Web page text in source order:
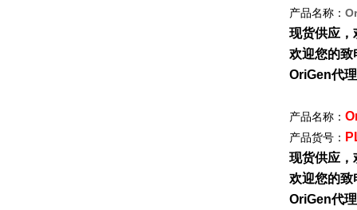
产品名称：
现货供应，
欢迎您
OriGen代
产品名称：
产品货号：
现货供应，
欢迎您
OriGen代